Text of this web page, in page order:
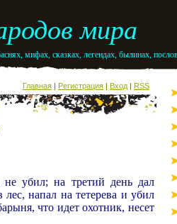
мира
мифах, сказках, легендах, былинах,
Главная | Регистрация | Вход | RSS
убил; на третий день дал
напал на тетерева и убил
что идет охотник, несет